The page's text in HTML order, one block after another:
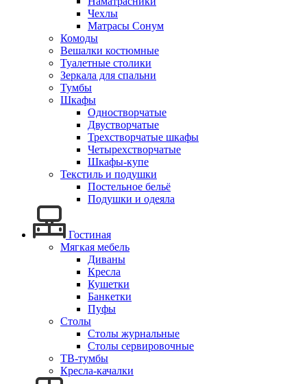
Чехлы
Матрасы Сонум
Комоды
Вешалки костюмные
Туалетные столики
Зеркала для спальни
Тумбы
Шкафы
Одностворчатые
Двустворчатые
Трехстворчатые шкафы
Четырехстворчатые
Шкафы-купе
Текстиль и подушки
Постельное бельё
Подушки и одеяла
Гостиная
Мягкая мебель
Диваны
Кресла
Кушетки
Банкетки
Пуфы
Столы
Столы журнальные
Столы сервировочные
ТВ-тумбы
Кресла-качалки